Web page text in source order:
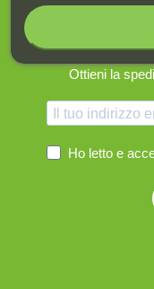
Ottieni la
Ho letto e